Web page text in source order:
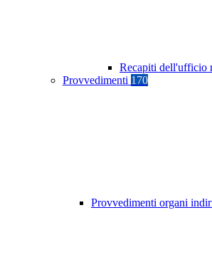
Recapiti dell'ufficio
Provvedimenti 170
Provvedimenti organi